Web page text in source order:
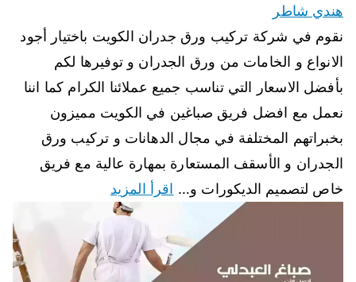
هندي شاطر
نقوم في شركة تركيب ورق جدران الكويت باختيار أجود
الانواع و الخامات من ورق الجدران و توفيرها لكم
بأفضل الاسعار التي تناسب جميع عملائنا الكرام كما اننا
نعمل مع افضل فريق صباغين في الكويت مميزون
بخبراتهم المختلفة في مجال الدهانات و تركيب ورق
الجدران و الأسقف المستعارة بمهارة عالية مع فريق
خاص لتصميم الديكورات و… اقرأ المزيد